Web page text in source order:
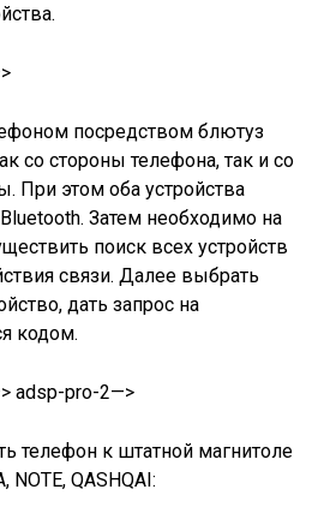
посредством блютуз
со стороны телефона, так и со
При этом оба устройства
Затем необходимо на
поиск всех устройств
связи. Далее выбрать
дать запрос на
кодом.
adsp-pro-2—>
телефон к штатной магнитоле
QASHQAI: